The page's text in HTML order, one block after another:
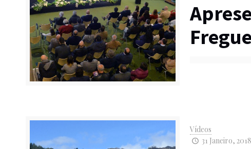
Vídeos
31 Janeiro,